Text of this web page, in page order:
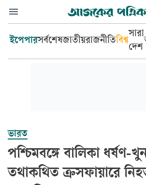
ইপেপারসর্বশেষজাতীয়রাজনীতিবিশ্ব
সারা
দেশ
ভারত
পশ্চিমবঙ্গে বালিকা ধর্ষণ-
তথাকথিত ক্রসফায়ারে